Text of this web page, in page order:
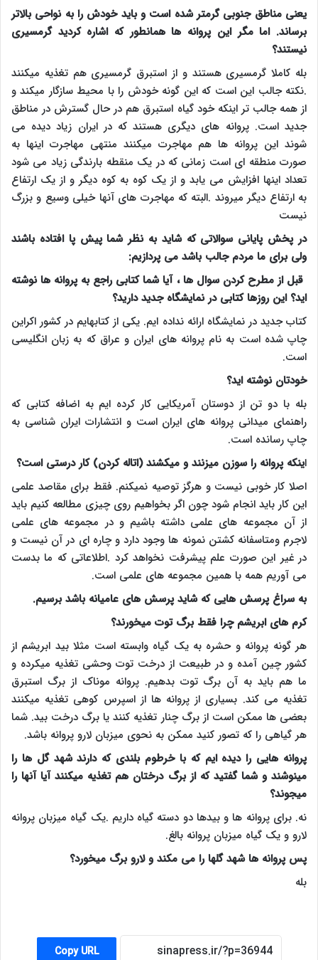
یعنی مناطق جنوبی گرمتر شده است و باید خودش را به نواحی بالاتر
برساند. اما مگر این پروانه ها همانطور که اشاره کردید گرمسیری
نیستند؟
بله کاملا گرمسیری هستند و از استبرق گرمسیری هم تغذیه میکنند
.نکته جالب این است که این گونه خودش را با محیط سازگار میکند و
از همه جالب تر اینکه خود گیاه استبرق هم در حال گسترش در مناطق
جدید است. پروانه های دیگری هستند که در ایران زیاد دیده می
شوند این پروانه ها هم مهاجرت میکنند منتهی مهاجرت اینها به
صورت منطقه ای است زمانی که در یک منقطه بارندگی زیاد می شود
تعداد اینها افزایش می یابد و از یک کوه به کوه دیگر و از یک ارتفاع
به ارتفاع دیگر میروند .البته که مهاجرت های آنها خیلی وسیع و بزرگ
نیست
در پخش پایانی سوالاتی که شاید به نظر شما پیش پا افتاده باشند
ولی برای ما مردم جالب باشد می پردازیم:
قبل از مطرح کردن سوال ها ، آیا شما کتابی راجع به پروانه ها نوشته
اید؟ این روزها کتابی در نمایشگاه جدید دارید؟
کتاب جدید در نمایشگاه ارائه نداده ایم. یکی از کتابهایم در کشور اکراین
چاپ شده است به نام پروانه های ایران و عراق که به زبان انگلیسی
است.
خودتان نوشته اید؟
بله با دو تن از دوستان آمریکایی کار کرده ایم به اضافه کتابی که
راهنمای میدانی پروانه های ایران است و انتشارات ایران شناسی به
چاپ رسانده است.
اینکه پروانه را سوزن میزنند و میکشند (اتاله کردن) کار درستی است؟
اصلا کار خوبی نیست و هرگز توصیه نمیکنم. فقط برای مقاصد علمی
این کار باید انجام شود چون اگر بخواهیم روی چیزی مطالعه کنیم باید
از آن مجموعه های علمی داشته باشیم و در مجموعه های علمی
لاجرم ومتاسفانه کشتن نمونه ها وجود دارد و چاره ای در آن نیست و
در غیر این صورت علم پیشرفت نخواهد کرد .اطلاعاتی که ما بدست
می آوریم همه با همین مجموعه های علمی است.
به سراغ پرسش هایی که شاید پرسش های عامیانه باشد برسیم.
کرم های ابریشم چرا فقط برگ توت میخورند؟
هر گونه پروانه و حشره به یک گیاه وابسته است مثلا بید ابریشم از
کشور چین آمده و در طبیعت از درخت توت وحشی تغذیه میکرده و
ما هم باید به آن برگ توت بدهیم. پروانه موناک از برگ استبرق
تغذیه می کند. بسیاری از پروانه ها از اسپرس کوهی تغذیه میکنند
بعضی ها ممکن است از برگ چنار تغذیه کنند یا برگ درخت بید. شما
هر گیاهی را که تصور کنید ممکن به نحوی میزبان لارو پروانه باشد.
پروانه هایی را دیده ایم که با خرطوم بلندی که دارند شهد گل ها را
مینوشند و شما گفتید که از برگ درختان هم تغذیه میکنند آیا آنها را
میجوند؟
نه. برای پروانه ها و بیدها دو دسته گیاه داریم .یک گیاه میزبان پروانه
لارو و یک گیاه میزبان پروانه بالغ.
پس پروانه ها شهد گلها را می مکند و لارو برگ میخورد؟
بله
Copy URL